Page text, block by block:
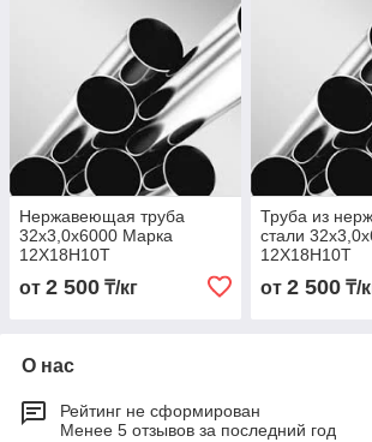
Нержавеющая труба
32х3,0х6000 Марка
12Х18Н10Т
от 2 500 ₸/кг
Труба из
стали
12Х18Н10Т
от 2 500₸/
О нас
Рейтинг не сформирован
Менее 5 отзывов за последний год